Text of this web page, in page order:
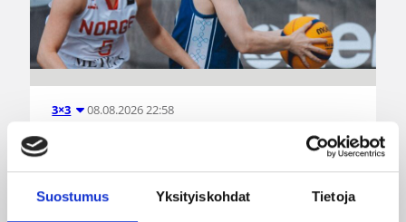
Suostumus Yksityiskohdat Tietoja
3×3 08.08.2026 22:58
joukkueet aloittivat Nordic Cup